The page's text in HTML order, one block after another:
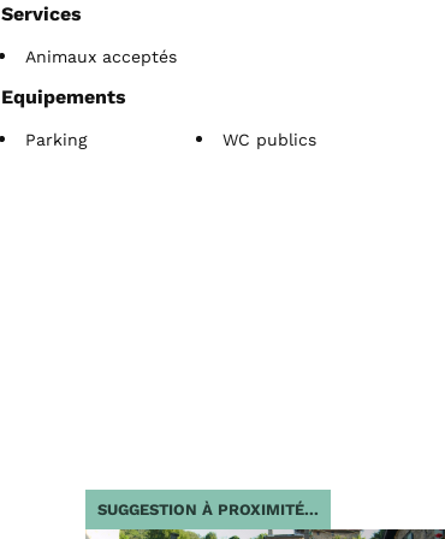
Services
Animaux acceptés
Equipements
Parking WC publics
SUGGESTION À PROXIMITÉ...